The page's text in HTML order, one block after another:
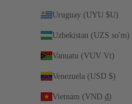
Uruguay (UYU $U)
Uzbekistan (UZS so'm)
Vanuatu (VUV Vt)
Venezuela (USD $)
Vietnam (VND ₫)